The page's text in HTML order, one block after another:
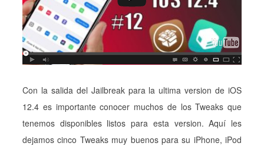
Con la salida del Jailbreak para la ultima version de iOS
12.4 es importante conocer muchos de los Tweaks que
tenemos disponibles listos para esta version. Aquí les
dejamos cinco Tweaks muy buenos para su iPhone, iPod